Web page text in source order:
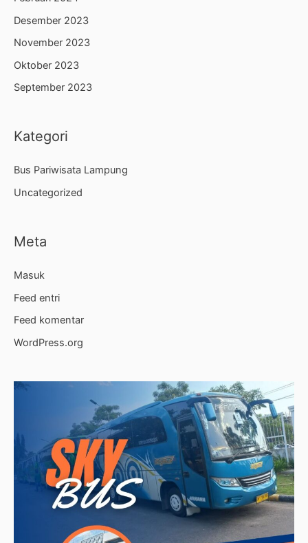
Desember 2023
November 2023
Oktober 2023
September 2023
Kategori
Bus Pariwisata Lampung
Uncategorized
Meta
Masuk
Feed entri
Feed komentar
WordPress.org